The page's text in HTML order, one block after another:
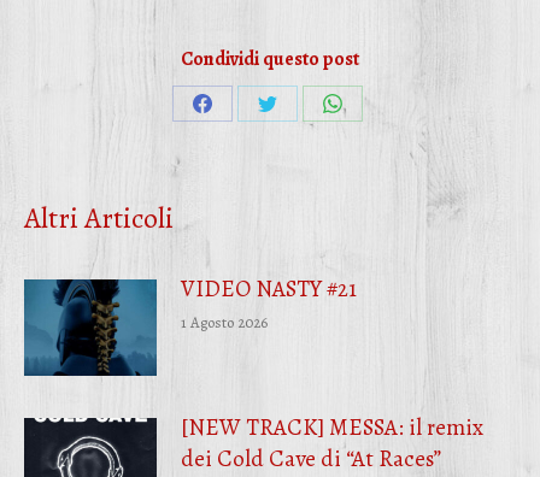
Condividi questo post
CondividiCondividiCondividi
Altri Articoli
VIDEO NASTY #21
1 Agosto 2026
[NEW TRACK] MESSA: il remix
dei Cold Cave di “At Races”